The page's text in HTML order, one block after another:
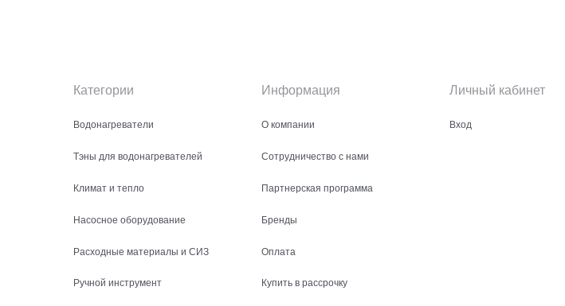
Категории
Водонагреватели
Тэны для водонагревателей
Климат и тепло
Насосное оборудование
Расходные материалы и СИЗ
Ручной инструмент
Информация
О компании
Сотрудничество с нами
Партнерская программа
Бренды
Оплата
Купить в рассрочку
Личный кабинет
Вход